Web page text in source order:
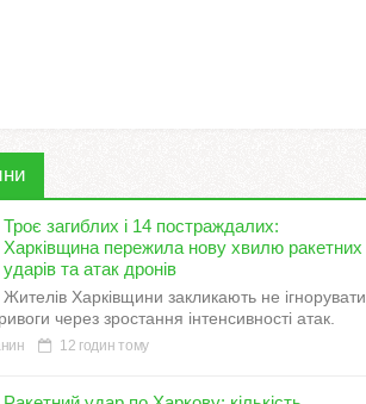
Троє загиблих і 14 постраждалих:
Харківщина пережила нову хвилю ракетних
ударів та атак дронів
Жителів Харківщини закликають не ігнорувати
через зростання інтенсивності атак.
12 годин тому